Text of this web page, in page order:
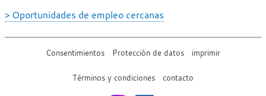
> Oportunidades de empleo cercanas
Consentimientos Protección de datos imprimir
Términos y condiciones contacto